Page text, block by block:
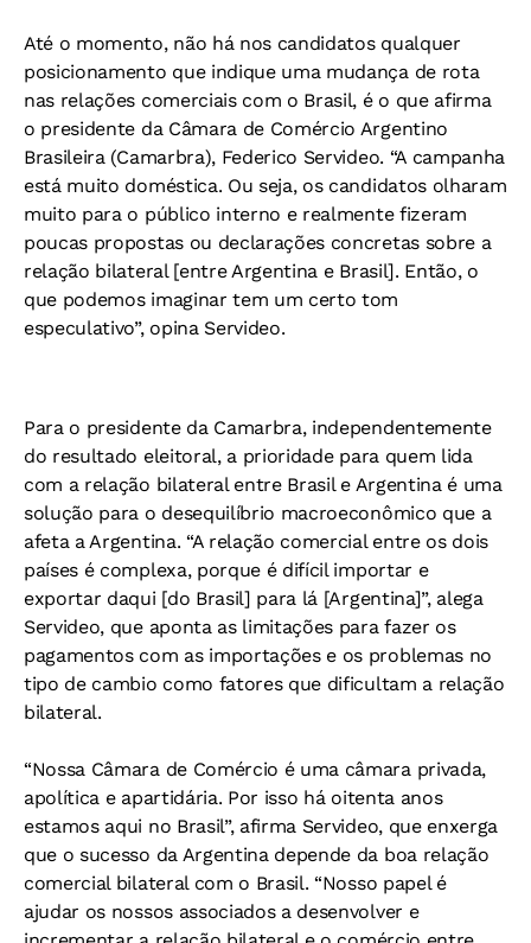
Até o momento, não há nos candidatos qualquer
posicionamento que indique uma mudança de rota
nas relações comerciais com o Brasil, é o que afirma
o presidente da Câmara de Comércio Argentino
Brasileira (Camarbra), Federico Servideo. “A campanha
está muito doméstica. Ou seja, os candidatos olharam
muito para o público interno e realmente fizeram
poucas propostas ou declarações concretas sobre a
relação bilateral [entre Argentina e Brasil]. Então, o
que podemos imaginar tem um certo tom
especulativo”, opina Servideo.
Para o presidente da Camarbra, independentemente
do resultado eleitoral, a prioridade para quem lida
com a relação bilateral entre Brasil e Argentina é uma
solução para o desequilíbrio macroeconômico que a
afeta a Argentina. “A relação comercial entre os dois
países é complexa, porque é difícil importar e
exportar daqui [do Brasil] para lá [Argentina]”, alega
Servideo, que aponta as limitações para fazer os
pagamentos com as importações e os problemas no
tipo de cambio como fatores que dificultam a relação
bilateral.
“Nossa Câmara de Comércio é uma câmara privada,
apolítica e apartidária. Por isso há oitenta anos
estamos aqui no Brasil”, afirma Servideo, que enxerga
que o sucesso da Argentina depende da boa relação
comercial bilateral com o Brasil. “Nosso papel é
ajudar os nossos associados a desenvolver e